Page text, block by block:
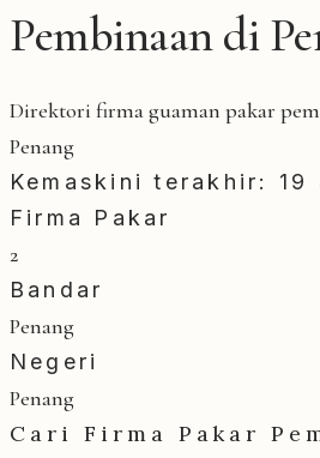
Pembinaan di
Direktori firma guaman pakar
Penang
Kemaskini terakhir: 19
Firma Pakar
2
Bandar
Penang
Negeri
Penang
Cari Firma Pakar